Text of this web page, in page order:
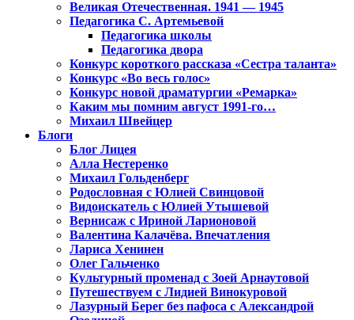
Великая Отечественная. 1941 — 1945
Педагогика С. Артемьевой
Педагогика школы
Педагогика двора
Конкурс короткого рассказа «Сестра таланта»
Конкурс «Во весь голос»
Конкурс новой драматургии «Ремарка»
Каким мы помним август 1991-го…
Михаил Швейцер
Блоги
Блог Лицея
Алла Нестеренко
Михаил Гольденберг
Родословная с Юлией Свинцовой
Видоискатель с Юлией Утышевой
Вернисаж с Ириной Ларионовой
Валентина Калачёва. Впечатления
Лариса Хенинен
Олег Гальченко
Культурный променад с Зоей Арнаутовой
Путешествуем с Лидией Винокуровой
Лазурный Берег без пафоса с Александрой